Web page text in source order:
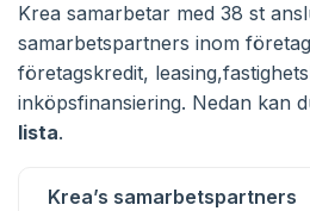
Krea samarbetar med 38 st
samarbetspartners inom
företagskredit,
inköpsfinansiering. Nedan kan
lista.
Krea’s samarbetspartners